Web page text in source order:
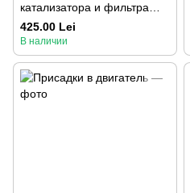
катализатора и фильтра
DPF 1L
425.00 Lei
В наличии